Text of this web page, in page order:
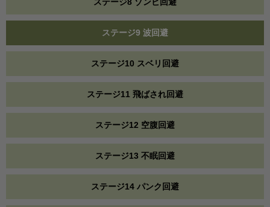
ステージ9 波回避
ステージ10 スベリ回避
ステージ11 飛ばされ回避
ステージ12 空腹回避
ステージ13 不眠回避
ステージ14 パンク回避